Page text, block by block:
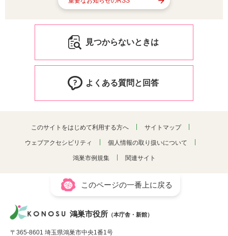
見つからないときは
よくある質問と回答
このサイトをはじめて利用する方へ サイトマップ
ウェブアクセシビリティ 個人情報の取り扱いについて
鴻巣市例規集 関連サイト
このページの一番上に戻る
鴻巣市役所 （本庁舎・新館）
〒365-8601 埼玉県鴻巣市中央1番1号